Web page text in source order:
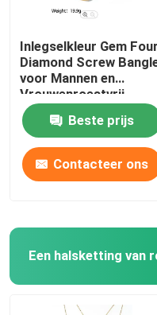
Roestvrij staal
Roestvrij staal
Gouden
Shell Pendant
Inlegselkleur Gem Four
Diamond Screw
voor Mannen en
Vrouwenroestvrij
staalarmband
Beste prijs
Contacteer ons